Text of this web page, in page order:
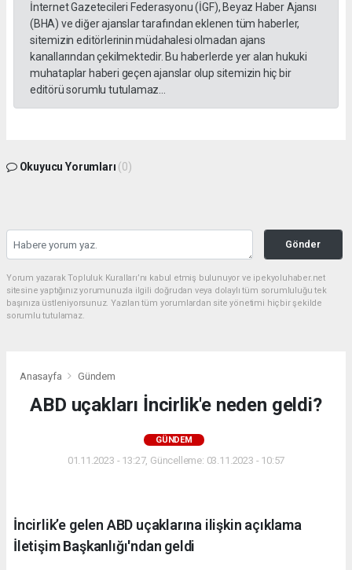
İnternet Gazetecileri Federasyonu (İGF), Beyaz Haber Ajansı
(BHA) ve diğer ajanslar tarafından eklenen tüm haberler,
sitemizin editörlerinin müdahalesi olmadan ajans
kanallarından çekilmektedir. Bu haberlerde yer alan hukuki
muhataplar haberi geçen ajanslar olup sitemizin hiç bir
editörü sorumlu tutulamaz...
Okuyucu Yorumları (0)
Gönder
Yorum yazarak Topluluk Kuralları’nı kabul etmiş bulunuyor ve ipekyoluhaber.net
sitesine yaptığınız yorumunuzla ilgili doğrudan veya dolaylı tüm sorumluluğu tek
başınıza üstleniyorsunuz. Yazılan tüm yorumlardan site yönetimi hiçbir şekilde
sorumlu tutulamaz.
Anasayfa Gündem
ABD uçakları İncirlik'e neden geldi?
GÜNDEM
01.11.2023 - 13:27, Güncelleme: 03.11.2023 - 10:57
İncirlik’e gelen ABD uçaklarına ilişkin açıklama
İletişim Başkanlığı'ndan geldi